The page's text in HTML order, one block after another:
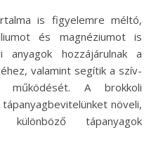
is figyelemre méltó,
és magnéziumot is
hozzájárulnak a
valamint segítik a szív-
működését. A brokkoli
növeli,
tápanyagok